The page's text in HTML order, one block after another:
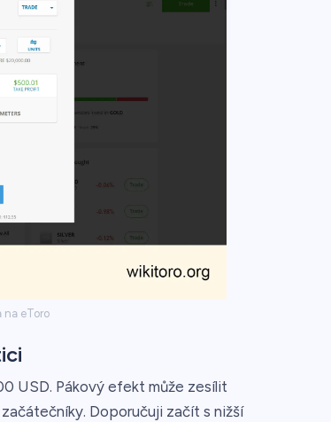
na eToro
USD. Pákový efekt může zesílit
Doporučuji začít s nižší